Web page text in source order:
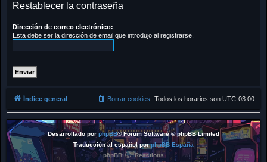
Restablecer la contraseña
Dirección de correo electrónico:
Esta debe ser la dirección de email que introdujo al registrarse.
Índice general Todos los horarios son UTC-03:00
Borrar cookies
Desarrollado porphpBB® Forum Software © phpBB Limited
Traducción al español porphpBB España
phpBB
Reactions